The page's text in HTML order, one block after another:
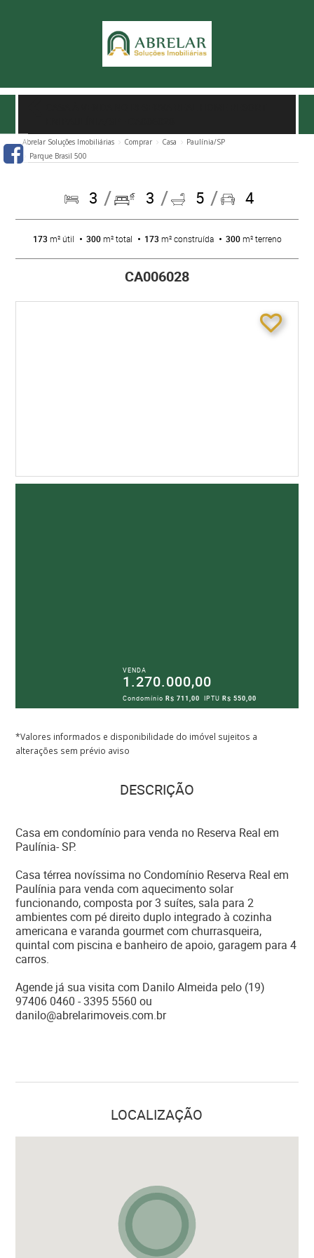
Abrelar Soluções Imobiliárias Comprar Casa
Paulínia/SP
Parque Brasil 500
3 3 5 4
173 m² útil 300m² total 173 m² construída 300m² terreno
CA006028
VENDA
1.270.000,00
CondomínioR$ 711,00 IPTUR$ 550,00
*Valores informados e disponibilidade do imóvel sujeitos a
alterações sem prévio aviso
DESCRIÇÃO
Casa em condomínio para venda no Reserva Real em
Paulínia- SP.
Casa térrea novíssima no Condomínio Reserva Real em
Paulínia para venda com aquecimento solar
funcionando, composta por 3 suítes, sala para 2
ambientes com pé direito duplo integrado à cozinha
americana e varanda gourmet com churrasqueira,
quintal com piscina e banheiro de apoio, garagem para 4
carros.
Agende já sua visita com Danilo Almeida pelo (19)
97406 0460 - 3395 5560 ou
danilo@abrelarimoveis.com.br
LOCALIZAÇÃO